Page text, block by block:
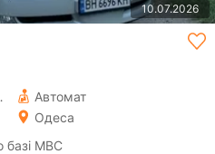
10.07.2026
л.
Автомат
Одеса
базі МВС